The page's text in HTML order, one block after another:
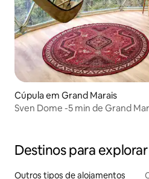
Cúpula em Grand Marais
Sven Dome -5 min de Grand
Destinos para explorar
Outros tipos de alojamentos